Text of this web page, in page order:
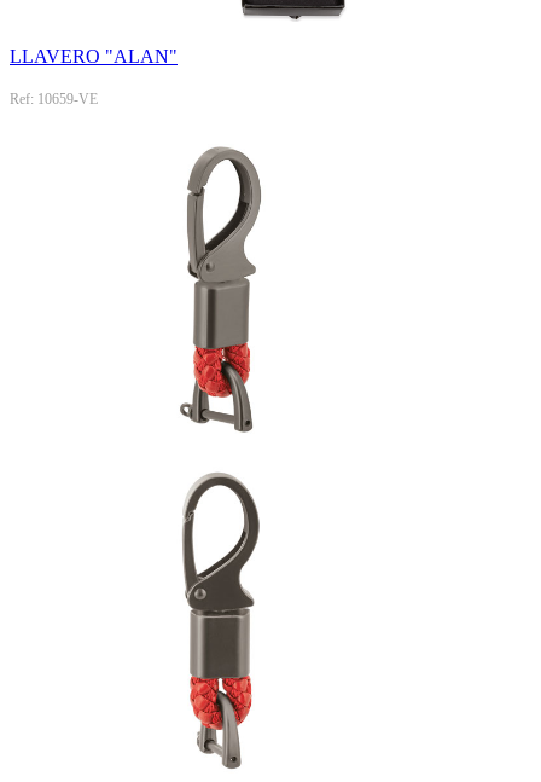
LLAVERO "ALAN"
Ref: 10659-VE